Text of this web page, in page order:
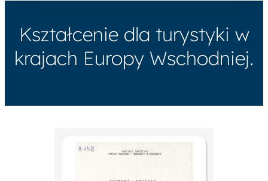
Kształcenie dla turystyki w
krajach Europy Wschodniej.